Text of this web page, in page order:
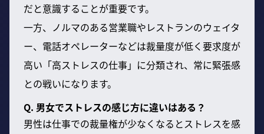
だと意識することが重要です。
一方、ノルマのある営業職やレストランのウェイタ
ー、電話オペレーターなどは裁量度が低く要求度が
高い「高ストレスの仕事」に分類され、常に緊張感
との戦いになります。
Q. 男女でストレスの感じ方に違いはある？
男性は仕事での裁量権が少なくなるとストレスを感